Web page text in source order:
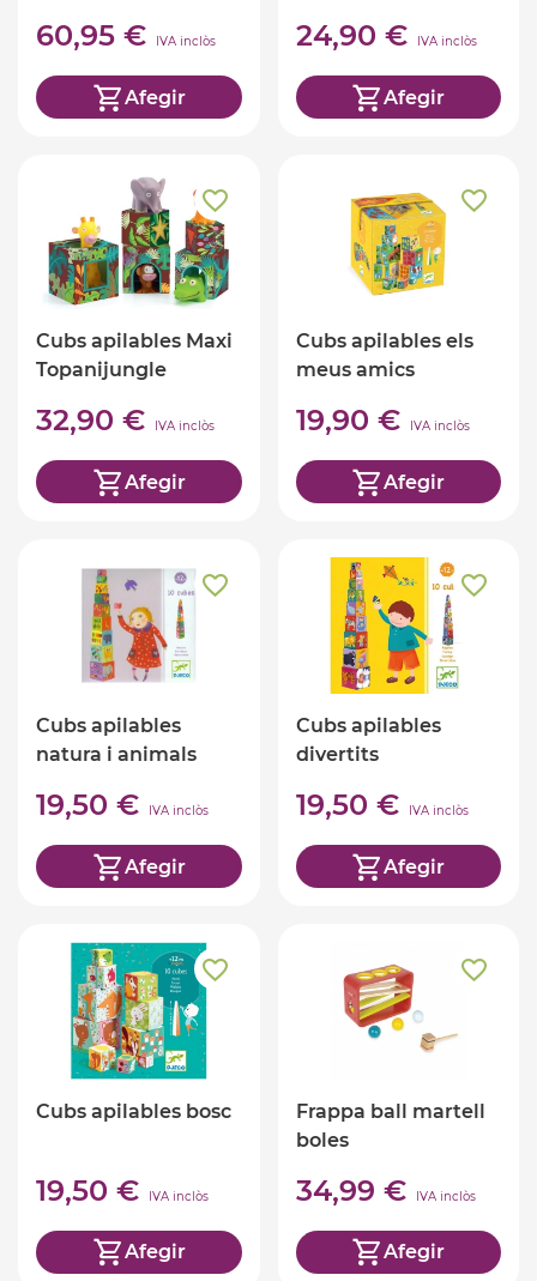
60,95 € IVA inclòs
Afegir
24,90 € IVA inclòs
Afegir
Cubs apilables Maxi
Topanijungle
32,90 € IVA inclòs
Afegir
Cubs apilables els
meus amics
19,90 € IVA inclòs
Afegir
Cubs apilables
natura i animals
19,50 € IVA inclòs
Afegir
Cubs apilables
divertits
19,50 € IVA inclòs
Afegir
Cubs apilables bosc
19,50 € IVA inclòs
Afegir
Frappa ball martell
boles
34,99 € IVA inclòs
Afegir